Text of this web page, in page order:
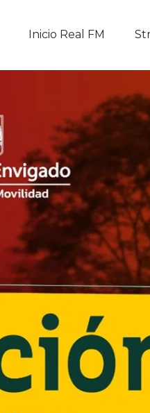
Inicio Real FM
La APP
Nosotros